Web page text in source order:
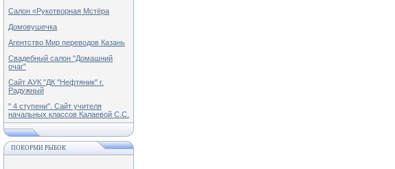
Салон «Рукотворная Мстёра
Домовушечка
Агентство Мир переводов Казань
Свадебный салон "Домашний
очаг"
Сайт АУК "ДК "Нефтяник" г.
Радужный
" 4 ступени". Сайт учителя
начальных классов Калаевой С.С.
ПОКОРМИ РЫБОК